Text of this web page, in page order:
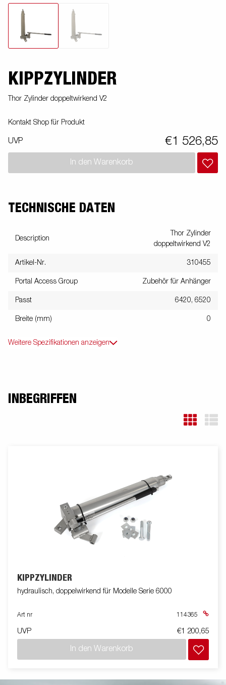
KIPPZYLINDER
Thor Zylinder doppeltwirkend V2
Kontakt Shop für Produkt
UVP €1 526,85
In den Warenkorb
TECHNISCHE DATEN
Description
Thor Zylinder
doppeltwirkend V2
Artikel-Nr. 310455
Portal Access Group Zubehör für Anhänger
Passt 6420, 6520
Breite (mm) 0
Weitere Spezifikationen anzeigen
INBEGRIFFEN
KIPPZYLINDER
hydraulisch, doppelwirkend für Modelle Serie 6000
Art nr 114365
UVP €1 200,65
In den Warenkorb